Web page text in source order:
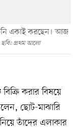
একাই করছেন। আজ
ছবি: প্রথম আলো
করার বিষয়ে
ছোট-মাঝারি
তাঁদের এলাকার